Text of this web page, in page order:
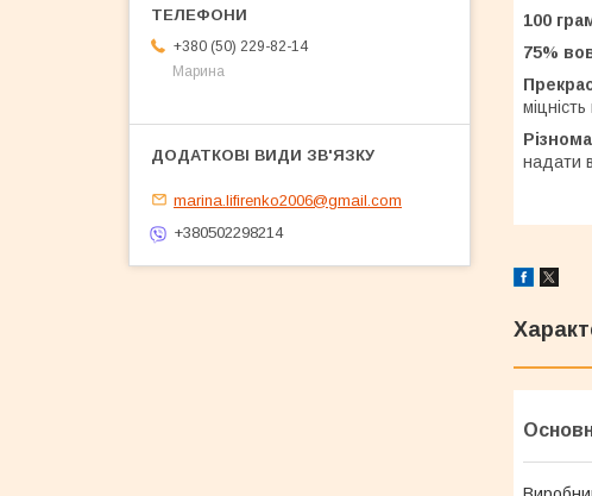
100
75%
надати
+380 (50) 229-82-14
Марина
marina.lifirenko2006@gmail.com
+380502298214